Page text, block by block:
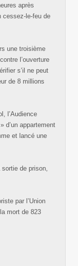
après
cessez-le-feu de
une troisième
l’ouverture
s’il ne peut
de 8 millions
l’Audience
d’un appartement
et lancé une
de prison,
par l’Union
mort de 823